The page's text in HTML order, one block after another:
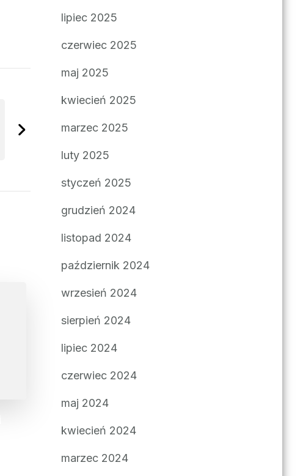
lipiec 2025
czerwiec 2025
maj 2025
kwiecień 2025
marzec 2025
luty 2025
styczeń 2025
grudzień 2024
listopad 2024
październik 2024
wrzesień 2024
sierpień 2024
lipiec 2024
czerwiec 2024
maj 2024
kwiecień 2024
marzec 2024